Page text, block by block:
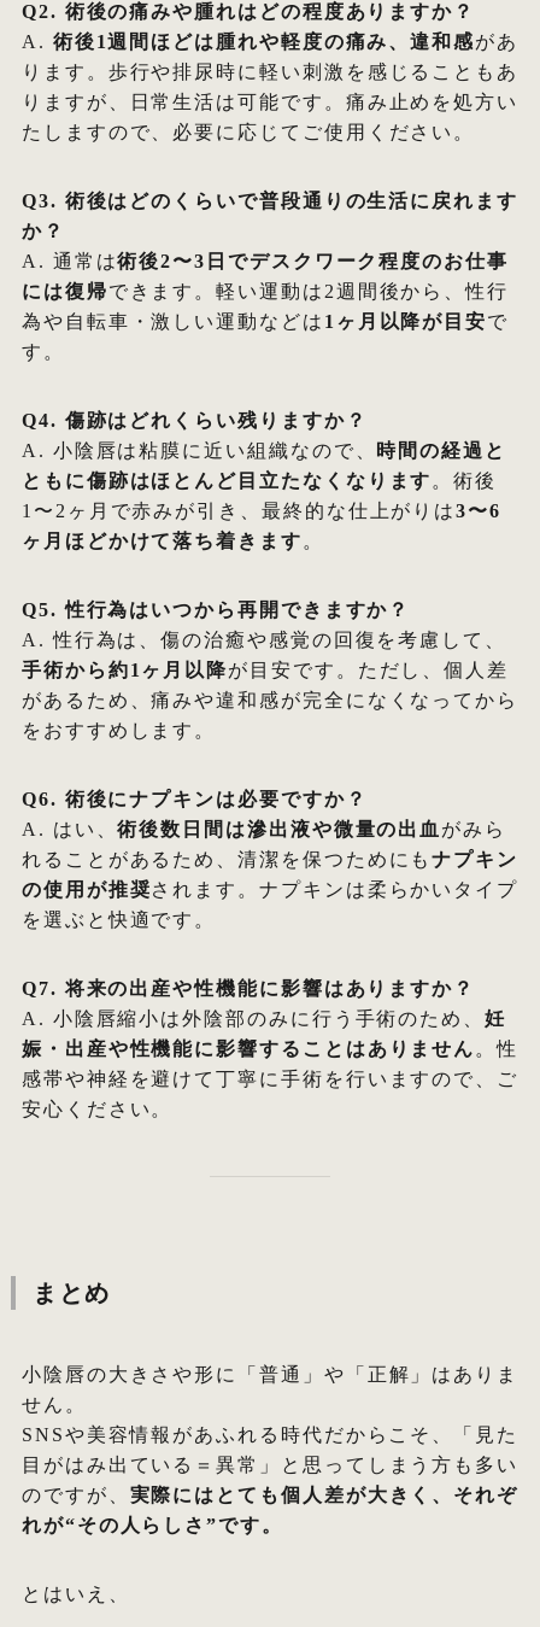
Q2. 術後の痛みや腫れはどの程度ありますか？
A. 術後1週間ほどは腫れや軽度の痛み、違和感があ
ります。歩行や排尿時に軽い刺激を感じることもあ
りますが、日常生活は可能です。痛み止めを処方い
たしますので、必要に応じてご使用ください。
Q3. 術後はどのくらいで普段通りの生活に戻れます
か？
A. 通常は術後2〜3日でデスクワーク程度のお仕事
には復帰できます。軽い運動は2週間後から、性行
為や自転車・激しい運動などは 1ヶ月以降が目安で
す。
Q4. 傷跡はどれくらい残りますか？
A. 小陰唇は粘膜に近い組織なので、 時間の経過と
ともに傷跡はほとんど目立たなくなります。術後
1〜2ヶ月で赤みが引き、最終的な仕上がりは3〜6
ヶ月ほどかけて落ち着きます。
Q5. 性行為はいつから再開できますか？
A. 性行為は、傷の治癒や感覚の回復を考慮して、
手術から約1ヶ月以降が目安です。ただし、個人差
があるため、痛みや違和感が完全になくなってから
をおすすめします。
Q6. 術後にナプキンは必要ですか？
A. はい、術後数日間は滲出液や微量の出血がみら
れることがあるため、清潔を保つためにもナプキン
の使用が推奨されます。ナプキンは柔らかいタイプ
を選ぶと快適です。
Q7. 将来の出産や性機能に影響はありますか？
A. 小陰唇縮小は外陰部のみに行う手術のため、妊
娠・出産や性機能に影響することはありません。性
感帯や神経を避けて丁寧に手術を行いますので、ご
安心ください。
まとめ
小陰唇の大きさや形に「普通」や「正解」はありま
せん。
SNSや美容情報があふれる時代だからこそ、「見た
目がはみ出ている＝異常」と思ってしまう方も多い
のですが、 実際にはとても個人差が大きく、それぞ
れが“その人らしさ”です。
とはいえ、